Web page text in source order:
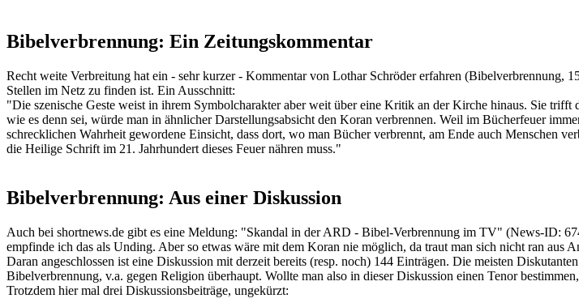
Bibelverbrennung: Ein Zeitungskommentar
Recht weite Verbreitung hat ein - sehr kurzer - Kommentar von Lothar Schröder erfahren (Bibelverbrennung,
Stellen im Netz zu finden ist. Ein Ausschnitt:
"Die szenische Geste weist in ihrem Symbolcharakter aber weit über eine Kritik an der Kirche hinaus. Sie
wie es denn sei, würde man in ähnlicher Darstellungsabsicht den Koran verbrennen. Weil im Bücherfeuer
schrecklichen Wahrheit gewordene Einsicht, dass dort, wo man Bücher verbrennt, am Ende auch Menschen
die Heilige Schrift im 21. Jahrhundert dieses Feuer nähren muss."
Bibelverbrennung: Aus einer Diskussion
Auch bei shortnews.de gibt es eine Meldung: "Skandal in der ARD - Bibel-Verbrennung im TV" (News-ID:
empfinde ich das als Unding. Aber so etwas wäre mit dem Koran nie möglich, da traut man sich nicht ran aus
Daran angeschlossen ist eine Diskussion mit derzeit bereits (resp. noch) 144 Einträgen. Die meisten
Bibelverbrennung, v.a. gegen Religion überhaupt. Wollte man also in dieser Diskussion einen Tenor
Trotzdem hier mal drei Diskussionsbeiträge, ungekürzt: